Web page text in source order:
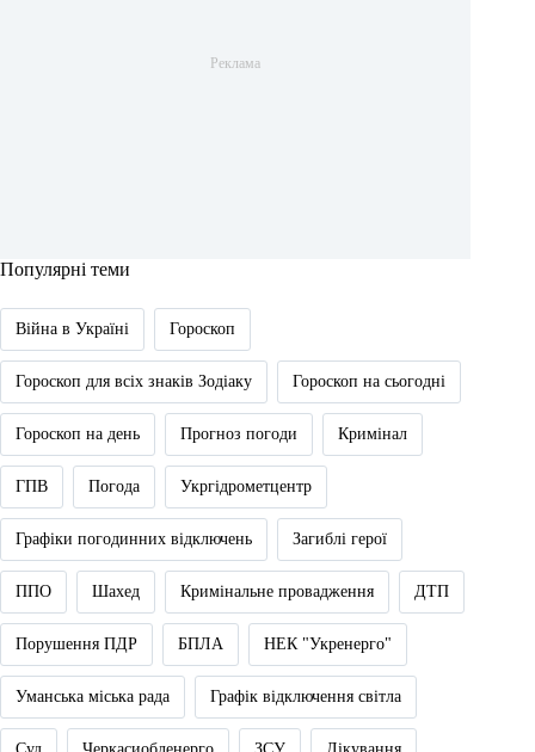
Популярні теми
Війна в Україні Гороскоп
Гороскоп для всіх знаків Зодіаку Гороскоп на сьогодні
Гороскоп на день Прогноз погоди Кримінал
ГПВ Погода Укргідрометцентр
Графіки погодинних відключень Загиблі герої
ППО Шахед Кримінальне провадження ДТП
Порушення ПДР БПЛА НЕК "Укренерго"
Уманська міська рада Графік відключення світла